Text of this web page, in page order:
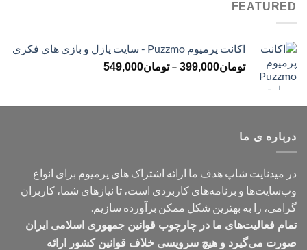
FEATURED
اکانت پرمیوم Puzzmo - سایت پازل و بازی های فکری
تومان399,000
– تومان549,000محدوده
تا
درباره ی ما
در میدنایت شاپ هدف ما ارائه اشتراک های پرمیوم برای انواع
وب‌سایت‌ها و برنامه‌های کاربردی است، تا نیازهای شما، کاربران
گرامی، را به بهترین شکل ممکن برآورده سازیم.
تمام فعالیت‌های ما در چارچوب قوانین جمهوری اسلامی ایران
صورت می‌گیرد و هیچ سرویسی خلاف قوانین کشور ارائه